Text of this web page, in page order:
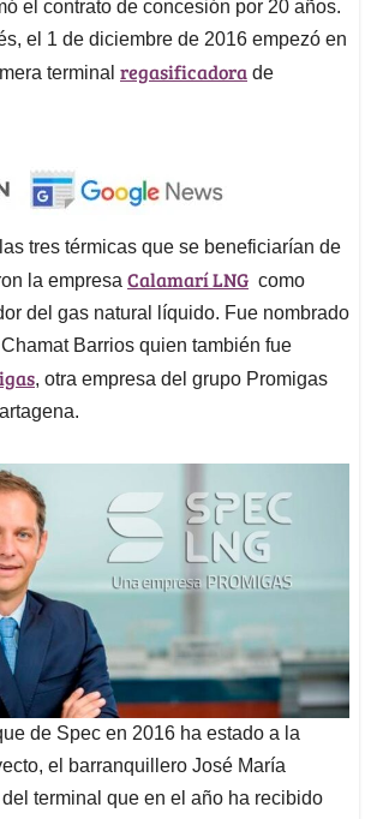
el contrato de concesión por 20 años.
el 1 de diciembre de 2016 empezó en
terminal regasificadora de
tres térmicas que se beneficiarían de
la empresa Calamarí LNG como
del gas natural líquido. Fue nombrado
Barrios quien también fue
, otra empresa del grupo Promigas
de Spec en 2016 ha estado a la
el barranquillero José María
terminal que en el año ha recibido